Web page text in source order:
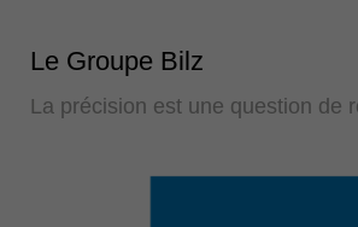
Le Groupe Bilz
La précision est une question de